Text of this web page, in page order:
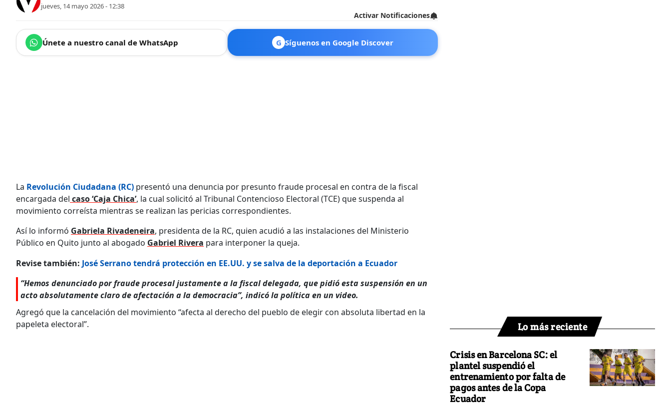
jueves, 14 mayo 2026 - 12:38
Activar Notificaciones
Únete a nuestro canal de WhatsApp G Síguenos en Google Discover
La Revolución Ciudadana (RC) presentó una denuncia por presunto fraude procesal en contra de la fiscal
encargada del caso ‘Caja Chica’, la cual solicitó al Tribunal Contencioso Electoral (TCE) que suspenda al
movimiento correísta mientras se realizan las pericias correspondientes.
Así lo informó Gabriela Rivadeneira, presidenta de la RC, quien acudió a las instalaciones del Ministerio
Público en Quito junto al abogado Gabriel Rivera para interponer la queja.
Revise también: José Serrano tendrá protección en EE.UU. y se salva de la deportación a Ecuador
“Hemos denunciado por fraude procesal justamente a la fiscal delegada, que pidió esta suspensión en un
acto absolutamente claro de afectación a la democracia”, indicó la política en un video.
Agregó que la cancelación del movimiento “afecta al derecho del pueblo de elegir con absoluta libertad en la
papeleta electoral”.
Lo más reciente
Crisis en Barcelona SC: el
plantel suspendió el
entrenamiento por falta de
pagos antes de la Copa
Ecuador